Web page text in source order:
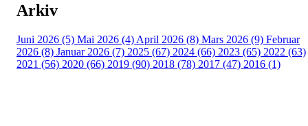
Arkiv
Juni 2026 (5) Mai 2026 (4) April 2026 (8) Mars 2026 (9) Februar
2026 (8) Januar 2026 (7) 2025 (67) 2024 (66) 2023 (65) 2022 (63)
2021 (56) 2020 (66) 2019 (90) 2018 (78) 2017 (47) 2016 (1)